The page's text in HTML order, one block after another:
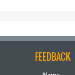
FEEDBACK